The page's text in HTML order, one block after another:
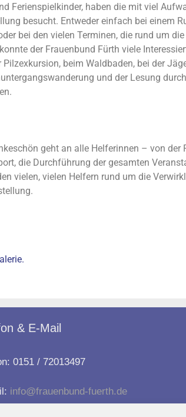
Ferienspielkinder, haben die mit viel
besucht. Entweder einfach bei einem
bei den vielen Terminen, die rund um
der Frauenbund Fürth viele
beim Waldbaden, bei der
und der Lesung
geht an alle Helferinnen – von der
die Durchführung der gesamten
vielen, vielen Helfern rund um die
& E-Mail
0151 / 72013497
info@frauenbund-fuerth.de